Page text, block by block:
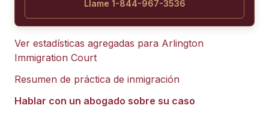
Llame 1-844-967-3536
Ver estadísticas agregadas para Arlington
Immigration Court
Resumen de práctica de inmigración
Hablar con un abogado sobre su caso